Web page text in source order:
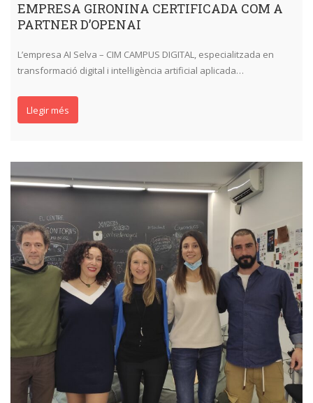
EMPRESA GIRONINA CERTIFICADA COM A
PARTNER D’OPENAI
L’empresa AI Selva – CIM CAMPUS DIGITAL, especialitzada en
transformació digital i intel·ligència artificial aplicada…
Llegir més